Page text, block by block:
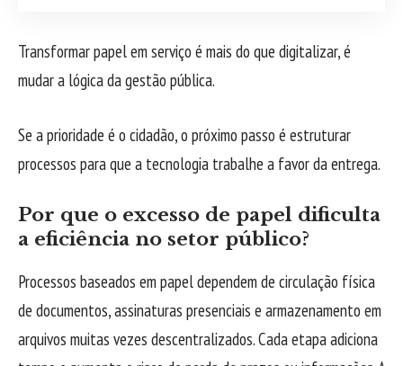
Transformar papel em serviço é mais do que digitalizar, é
mudar a lógica da gestão pública.
Se a prioridade é o cidadão, o próximo passo é estruturar
processos para que a tecnologia trabalhe a favor da entrega.
Por que o excesso de papel dificulta
a eficiência no setor público?
Processos baseados em papel dependem de circulação física
de documentos, assinaturas presenciais e armazenamento em
arquivos muitas vezes descentralizados. Cada etapa adiciona